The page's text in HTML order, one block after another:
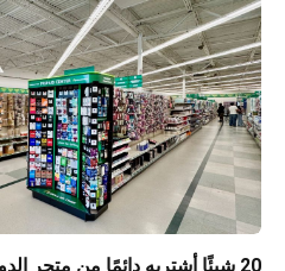
20 شيئًا أشتريه دائمًا من متجر الدولار لتوفير المال